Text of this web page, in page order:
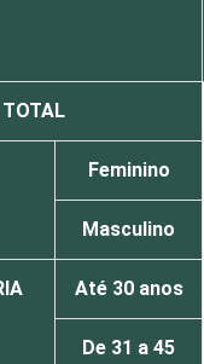
TOTAL
Feminino
Masculino
Até 30 anos
De 31 a 45